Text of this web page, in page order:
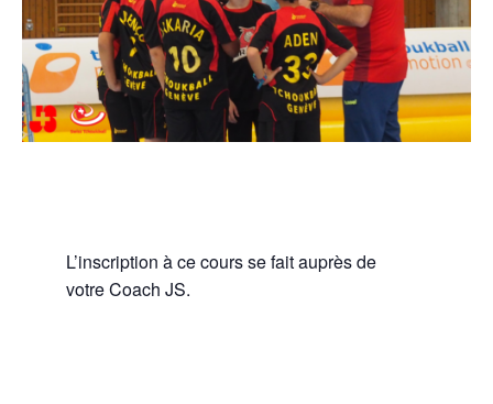
L’inscription à ce cours se fait auprès de
votre Coach JS.